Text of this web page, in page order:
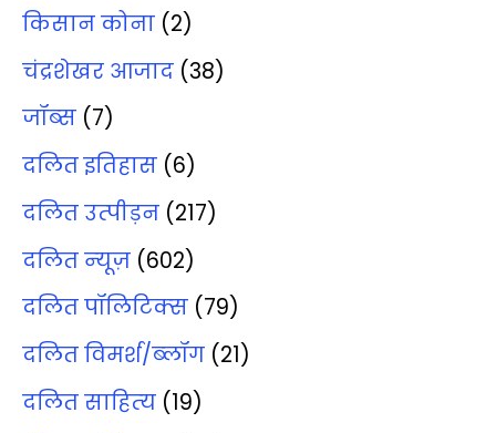
किसान कोना (2)
चंद्रशेखर आजाद (38)
जॉब्‍स (7)
दलित इतिहास (6)
दलित उत्‍पीड़न (217)
दलित न्‍यूज़ (602)
दलित पॉलिटिक्‍स (79)
दलित विमर्श/ब्‍लॉग (21)
दलित साहित्‍य (19)